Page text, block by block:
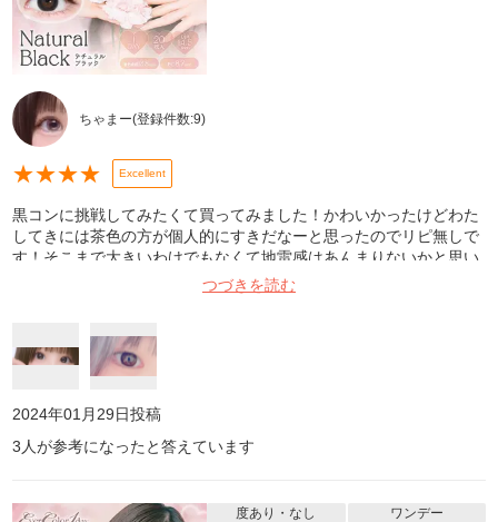
ちゃまー(登録件数:9)
★★★★ Excellent
黒コンに挑戦してみたくて買ってみました！かわいかったけどわた
してきには茶色の方が個人的にすきだなーと思ったのでリピ無しで
す！そこまで大きいわけでもなくて地雷感はあんまりないかと思い
ます！！そんなにメイク濃ゆくなくてもなじみます🥹🎶 黒コン挑戦
したい人は買ってみるべきかと😆🩷 1枚目はハルセカで2枚目は
つづきを読む
2024年01月29日投稿
3 人が参考になったと答えています
度あり・なし
ワンデー